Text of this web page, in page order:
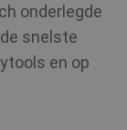
onderlegde
snelste
en op